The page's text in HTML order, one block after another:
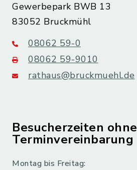
Gewerbepark BWB 13
83052 Bruckmühl
08062 59-0
08062 59-9010
rathaus@bruckmuehl.de
Besucherzeiten ohne
Terminvereinbarung
Montag bis Freitag: